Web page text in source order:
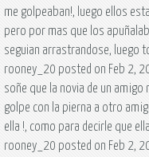
me golpeaban!, luego ellos
pero por mas que los
seguian arrastrandose, luego
rooney_20 posted on Feb 2,
soñe que la novia de un
golpe con la pierna a otro
ella !, como para decirle que
rooney_20 posted on Feb 2,